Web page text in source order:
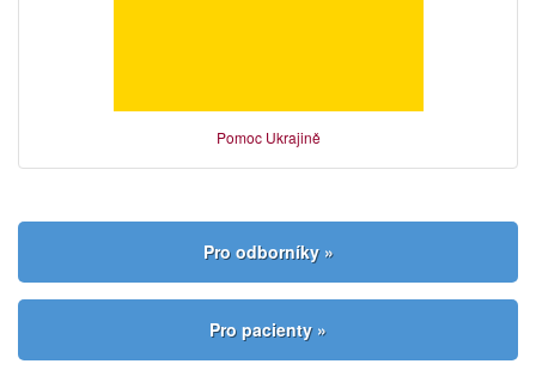
Pomoc Ukrajině
Pro odborníky »
Pro pacienty »